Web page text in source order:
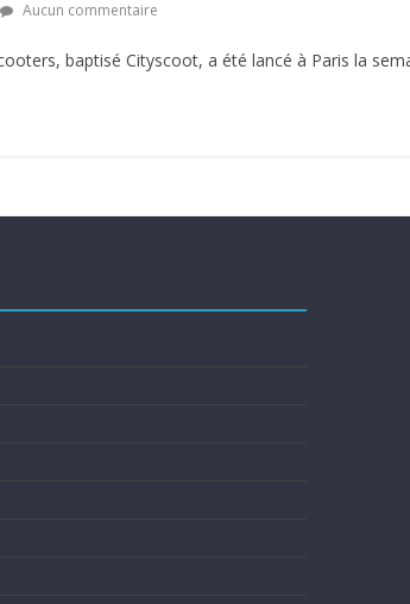
Aucun commentaire
baptisé Cityscoot, a été lancé à Paris la